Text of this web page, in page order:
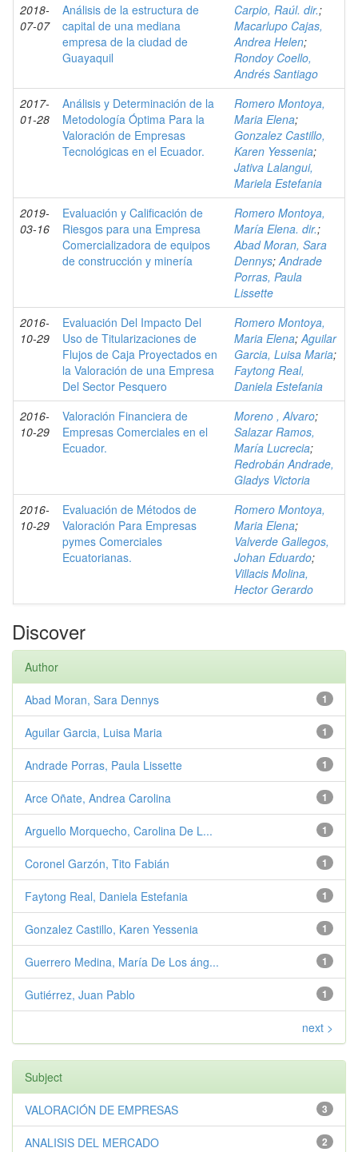
2018-
07-07
Análisis de la estructura de
capital de una mediana
empresa de la ciudad de
Guayaquil
Carpio, Raúl. dir.;
Macarlupo Cajas,
Andrea Helen;
Rondoy Coello,
Andrés Santiago
2017-
01-28
Análisis y Determinación de la
Metodología Óptima Para la
Valoración de Empresas
Tecnológicas en el Ecuador.
Romero Montoya,
Maria Elena;
Gonzalez Castillo,
Karen Yessenia;
Jativa Lalangui,
Mariela Estefania
2019-
03-16
Evaluación y Calificación de
Riesgos para una Empresa
Comercializadora de equipos
de construcción y minería
Romero Montoya,
María Elena. dir.;
Abad Moran, Sara
Dennys;Andrade
Porras, Paula
Lissette
2016-
10-29
Evaluación Del Impacto Del
Uso de Titularizaciones de
Flujos de Caja Proyectados en
la Valoración de una Empresa
Del Sector Pesquero
Romero Montoya,
Maria Elena;Aguilar
Garcia, Luisa Maria;
Faytong Real,
Daniela Estefania
2016-
10-29
Valoración Financiera de
Empresas Comerciales en el
Ecuador.
Moreno , Alvaro;
Salazar Ramos,
María Lucrecia;
Redrobán Andrade,
Gladys Victoria
2016-
10-29
Evaluación de Métodos de
Valoración Para Empresas
pymes Comerciales
Ecuatorianas.
Romero Montoya,
Maria Elena;
Valverde Gallegos,
Johan Eduardo;
Villacis Molina,
Hector Gerardo
Discover
Author
1
Abad Moran, Sara Dennys
1
Aguilar Garcia, Luisa Maria
1
Andrade Porras, Paula Lissette
1
Arce Oñate, Andrea Carolina
1
Arguello Morquecho, Carolina De L...
1
Coronel Garzón, Tito Fabián
1
Faytong Real, Daniela Estefania
1
Gonzalez Castillo, Karen Yessenia
1
Guerrero Medina, María De Los áng...
1
Gutiérrez, Juan Pablo
next >
Subject
3
VALORACIÓN DE EMPRESAS
2
ANALISIS DEL MERCADO